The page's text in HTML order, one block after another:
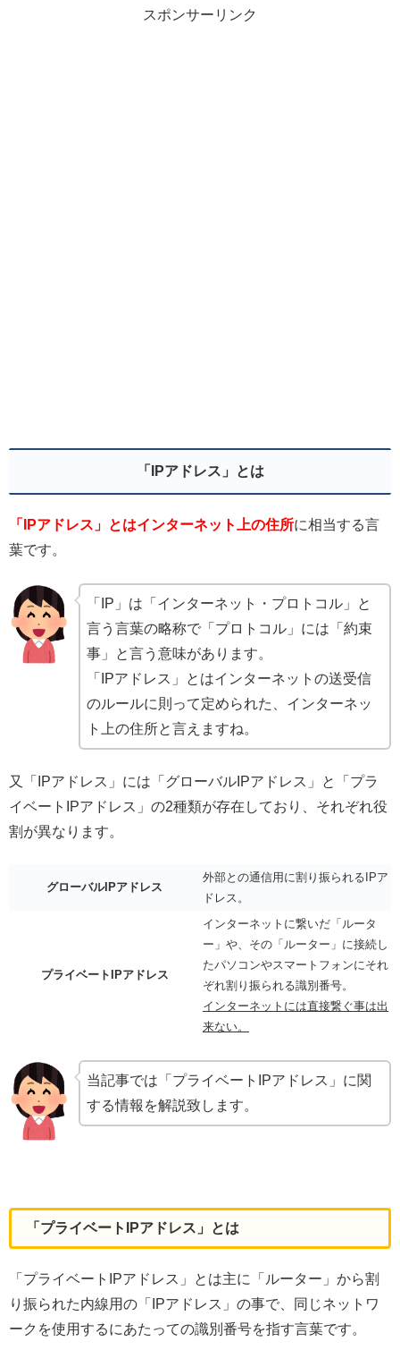
スポンサーリンク
「IPアドレス」とは
「IPアドレス」とはインターネット上の住所に相当する言
葉です。
「IP」は「インターネット・プロトコル」と
言う言葉の略称で「プロトコル」には「約束
事」と言う意味があります。
「IPアドレス」とはインターネットの送受信
のルールに則って定められた、インターネッ
ト上の住所と言えますね。
又「IPアドレス」には「グローバルIPアドレス」と「プラ
イベートIPアドレス」の2種類が存在しており、それぞれ役
割が異なります。
グローバルIPアドレス
外部との通信用に割り振られるIPア
ドレス。
プライベートIPアドレス
インターネットに繋いだ「ルータ
ー」や、その「ルーター」に接続し
たパソコンやスマートフォンにそれ
ぞれ割り振られる識別番号。
インターネットには直接繋ぐ事は出
来ない。
当記事では「プライベートIPアドレス」に関
する情報を解説致します。
「プライベートIPアドレス」とは
「プライベートIPアドレス」とは主に「ルーター」から割
り振られた内線用の「IPアドレス」の事で、同じネットワ
ークを使用するにあたっての識別番号を指す言葉です。